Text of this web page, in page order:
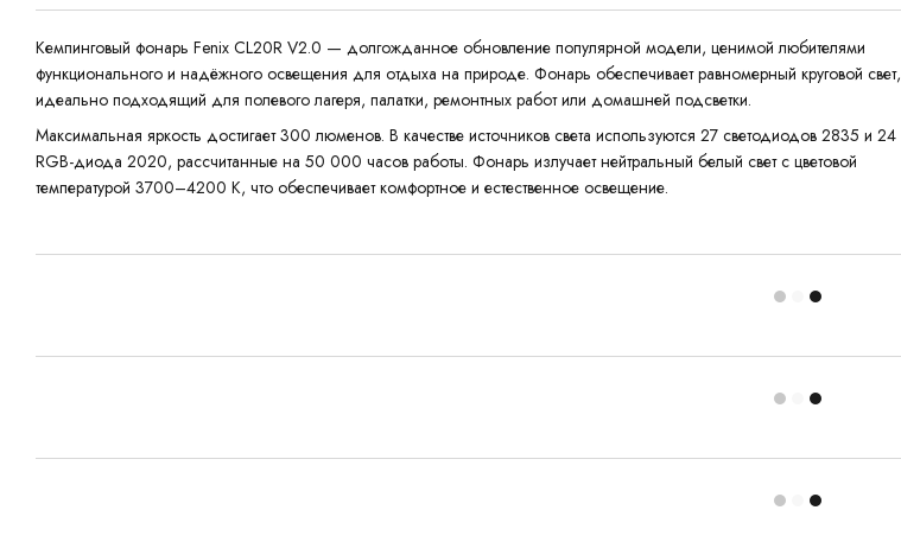
Кемпинговый фонарь Fenix CL20R V2.0 — долгожданное обновление популярной модели, ценимой любителями
функционального и надёжного освещения для отдыха на природе. Фонарь обеспечивает равномерный круговой свет,
идеально подходящий для полевого лагеря, палатки, ремонтных работ или домашней подсветки.
Максимальная яркость достигает 300 люменов. В качестве источников света используются 27 светодиодов 2835 и 24
RGB-диода 2020, рассчитанные на 50 000 часов работы. Фонарь излучает нейтральный белый свет с цветовой
температурой 3700–4200 K, что обеспечивает комфортное и естественное освещение.